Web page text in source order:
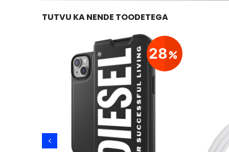
TUTVU KA NENDE TOODETEGA
28